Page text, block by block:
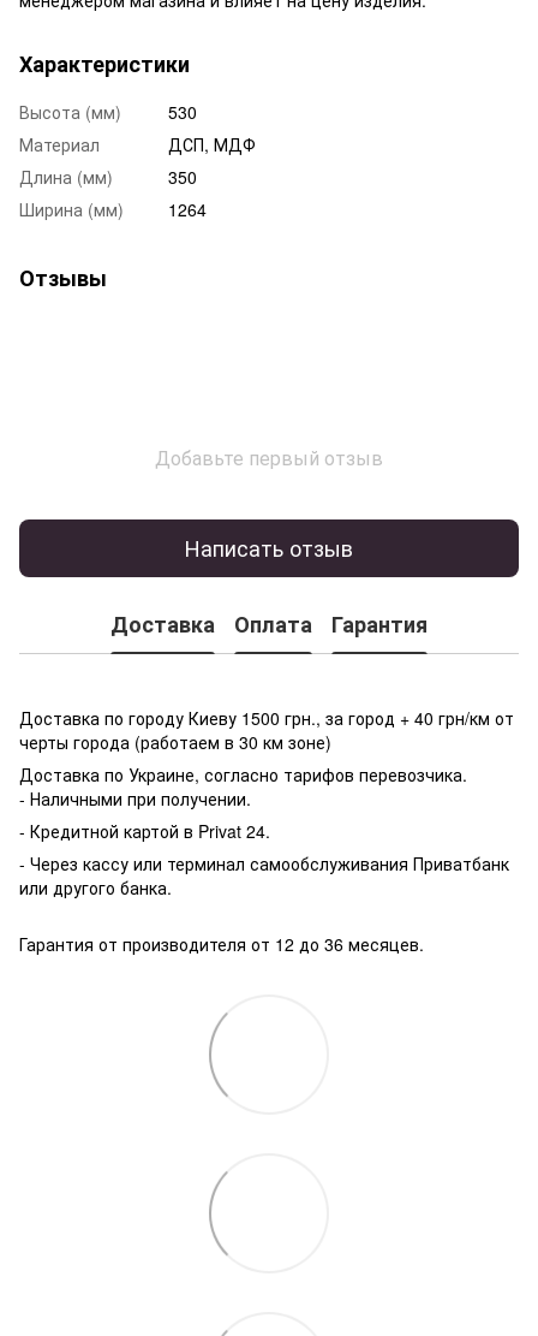
Характеристики
Высота (мм)
530
Материал
ДСП, МДФ
Длина (мм)
350
Ширина (мм)
1264
Отзывы
Добавьте первый отзыв
Написать отзыв
Доставка Оплата Гарантия
Доставка по городу Киеву 1500 грн., за город + 40 грн/км от
черты города (работаем в 30 км зоне)
Доставка по Украине, согласно тарифов перевозчика.
- Наличными при получении.
- Кредитной картой в Privat 24.
- Через кассу или терминал самообслуживания Приватбанк
или другого банка.
Гарантия от производителя от 12 до 36 месяцев.